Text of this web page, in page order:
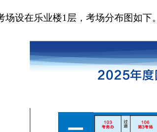
场设在乐业楼1层，考场分布图如下。